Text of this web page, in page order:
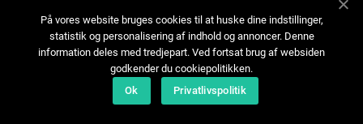
Kontakta oss
Sitemap
På vores website bruges cookies til at huske dine indstillinger,
statistik og personalisering af indhold og annoncer. Denne
information deles med tredjepart. Ved fortsat brug af websiden
godkender du cookiepolitikken.
Ok
Privatlivspolitik